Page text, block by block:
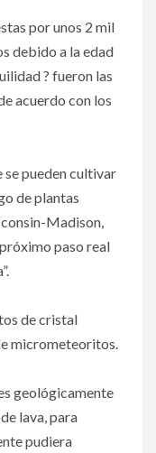
por unos 2 mil
debido a la edad
? fueron las
acuerdo con los
se pueden cultivar
de plantas
Madison,
paso real
de cristal
micrometeoritos.
geológicamente
lava, para
pudiera